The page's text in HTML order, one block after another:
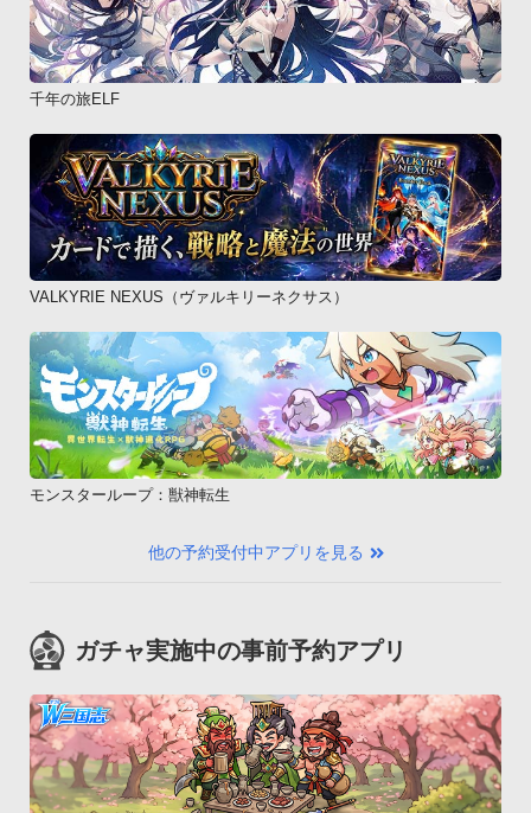
千年の旅ELF
VALKYRIE NEXUS（ヴァルキリーネクサス）
モンスターループ：獣神転生
他の予約受付中アプリを見る
ガチャ実施中の事前予約アプリ